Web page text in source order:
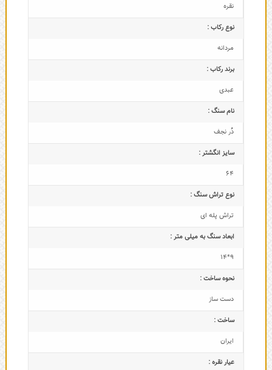
نقره
نوع رکاب :
مردانه
برند رکاب :
عبدی
نام سنگ :
دُر نجف
سایز انگشتر :
64
نوع تراش سنگ :
تراش پله ای
ابعاد سنگ به میلی متر :
9*14
نحوه ساخت :
دست ساز
ساخت :
ایران
عیار نقره :